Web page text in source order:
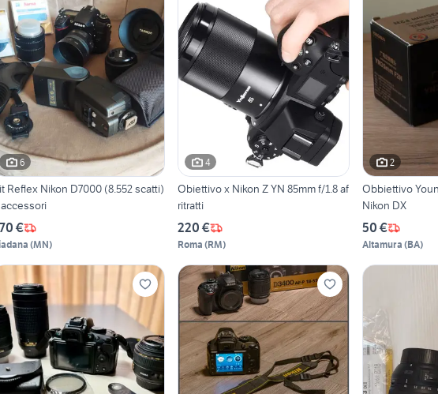
6
Reflex Nikon D7000 (8.552 scatti)
€
(MN)
4
Obiettivo x Nikon Z YN 85mm f/1.8 af
ritratti
220 €
Roma (RM)
2
Obbiettivo
Nikon DX
50 €
Altamura (BA)